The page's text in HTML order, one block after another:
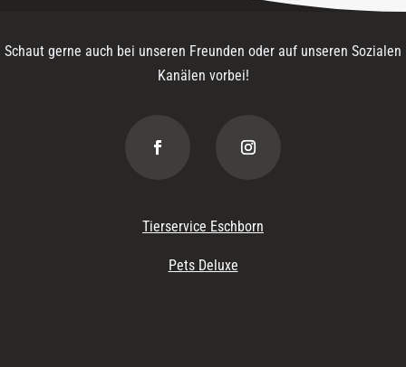
Schaut gerne auch bei unseren Freunden oder auf unseren Sozialen
Kanälen vorbei!
Tierservice Eschborn
Pets Deluxe